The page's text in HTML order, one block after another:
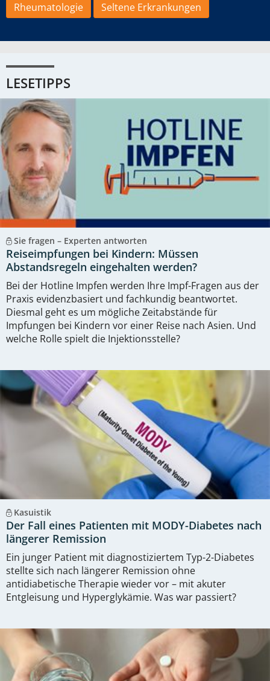
Rheumatologie
Seltene Erkrankungen
LESETIPPS
Sie fragen – Experten antworten
Reiseimpfungen bei Kindern: Müssen
Abstandsregeln eingehalten werden?
Bei der Hotline Impfen werden Ihre Impf-Fragen aus der
Praxis evidenzbasiert und fachkundig beantwortet.
Diesmal geht es um mögliche Zeitabstände für
Impfungen bei Kindern vor einer Reise nach Asien. Und
welche Rolle spielt die Injektionsstelle?
Kasuistik
Der Fall eines Patienten mit MODY-Diabetes nach
längerer Remission
Ein junger Patient mit diagnostiziertem Typ-2-Diabetes
stellte sich nach längerer Remission ohne
antidiabetische Therapie wieder vor – mit akuter
Entgleisung und Hyperglykämie. Was war passiert?